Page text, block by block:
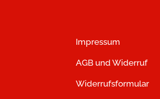
Impressum
AGB und Widerruf
Widerrufsformular